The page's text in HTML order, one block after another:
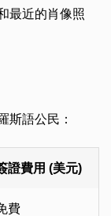
最近的肖像照
斯語公民：
證費用 (美元)
費